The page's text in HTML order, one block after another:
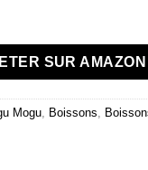
SUR AMAZON
Mogu Boissons